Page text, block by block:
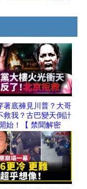
著底褲見川普？大哥
救我？古巴變天倒計
始！【 禁聞解密